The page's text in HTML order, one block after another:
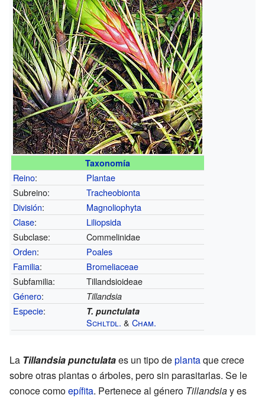
Taxonomía
Reino:
Plantae
Subreino:
Tracheobionta
División:
Magnoliophyta
Clase:
Liliopsida
Subclase:
Commelinidae
Orden:
Poales
Familia:
Bromeliaceae
Subfamilia:
Tillandsioideae
Género: Tillandsia
Especie: T. punctulata
Schltdl. &Cham.
La Tillandsia punctulataes un tipo deplantaque crece
sobre otras plantas o árboles, pero sin parasitarlas. Se le
conoce comoepífita. Pertenece al género Tillandsiay es